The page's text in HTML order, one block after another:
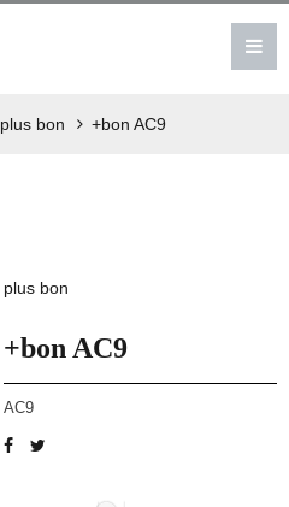
plus bon +bon AC9
plus bon
+bon AC9
AC9